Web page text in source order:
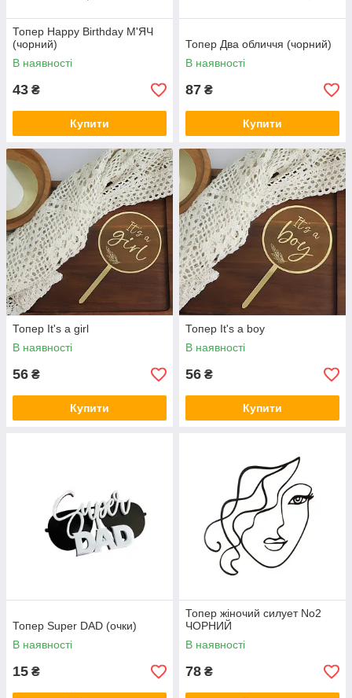
Топер Happy Birthday М'ЯЧ
(чорний)
В наявності
43 ₴
Купити
Топер Два обличчя (чорний)
В наявності
87 ₴
Купити
Топер It's a girl
В наявності
56 ₴
Купити
Топер It's a boy
В наявності
56 ₴
Купити
Топер Super DAD (очки)
В наявності
15 ₴
Топер жіночий силует No2
ЧОРНИЙ
В наявності
78 ₴